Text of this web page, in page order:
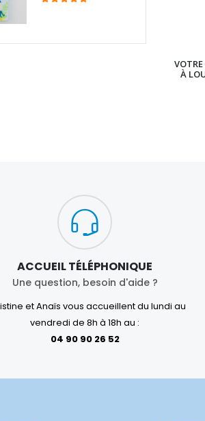
VOTRE
À
ACCUEIL TÉLÉPHONIQUE
Une question, besoin d'aide ?
et Anaïs vous accueillent du lundi au
vendredi de 8h à 18h au :
04 90 90 26 52